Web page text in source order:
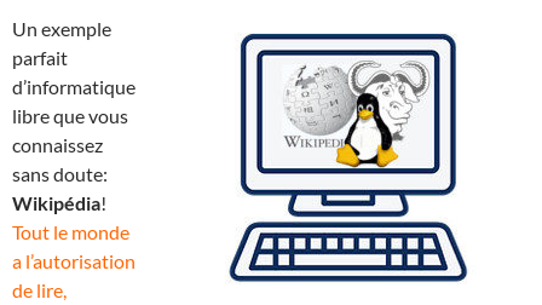
Un exemple
parfait
d’informatique
libre que vous
connaissez
sans doute:
Wikipédia!
Tout le monde
a l’autorisation
de lire,